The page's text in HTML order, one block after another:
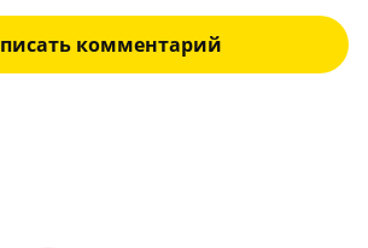
комментарий